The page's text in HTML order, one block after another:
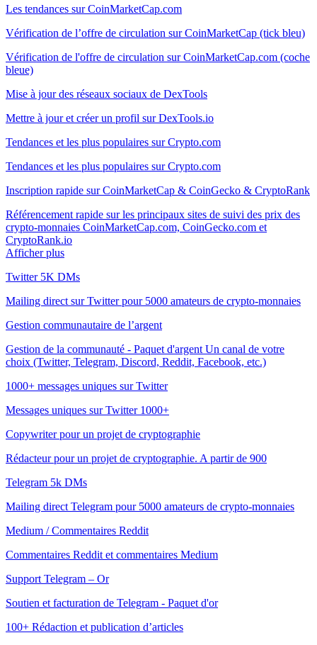
Les tendances sur CoinMarketCap.com
Vérification de l’offre de circulation sur CoinMarketCap (tick bleu)
Vérification de l'offre de circulation sur CoinMarketCap.com (coche
bleue)
Mise à jour des réseaux sociaux de DexTools
Mettre à jour et créer un profil sur DexTools.io
Tendances et les plus populaires sur Crypto.com
Tendances et les plus populaires sur Crypto.com
Inscription rapide sur CoinMarketCap & CoinGecko & CryptoRank
Référencement rapide sur les principaux sites de suivi des prix des
crypto-monnaies CoinMarketCap.com, CoinGecko.com et
CryptoRank.io
Afficher plus
Twitter 5K DMs
Mailing direct sur Twitter pour 5000 amateurs de crypto-monnaies
Gestion communautaire de l’argent
Gestion de la communauté - Paquet d'argent Un canal de votre
choix (Twitter, Telegram, Discord, Reddit, Facebook, etc.)
1000+ messages uniques sur Twitter
Messages uniques sur Twitter 1000+
Copywriter pour un projet de cryptographie
Rédacteur pour un projet de cryptographie. A partir de 900
Telegram 5k DMs
Mailing direct Telegram pour 5000 amateurs de crypto-monnaies
Medium / Commentaires Reddit
Commentaires Reddit et commentaires Medium
Support Telegram – Or
Soutien et facturation de Telegram - Paquet d'or
100+ Rédaction et publication d’articles